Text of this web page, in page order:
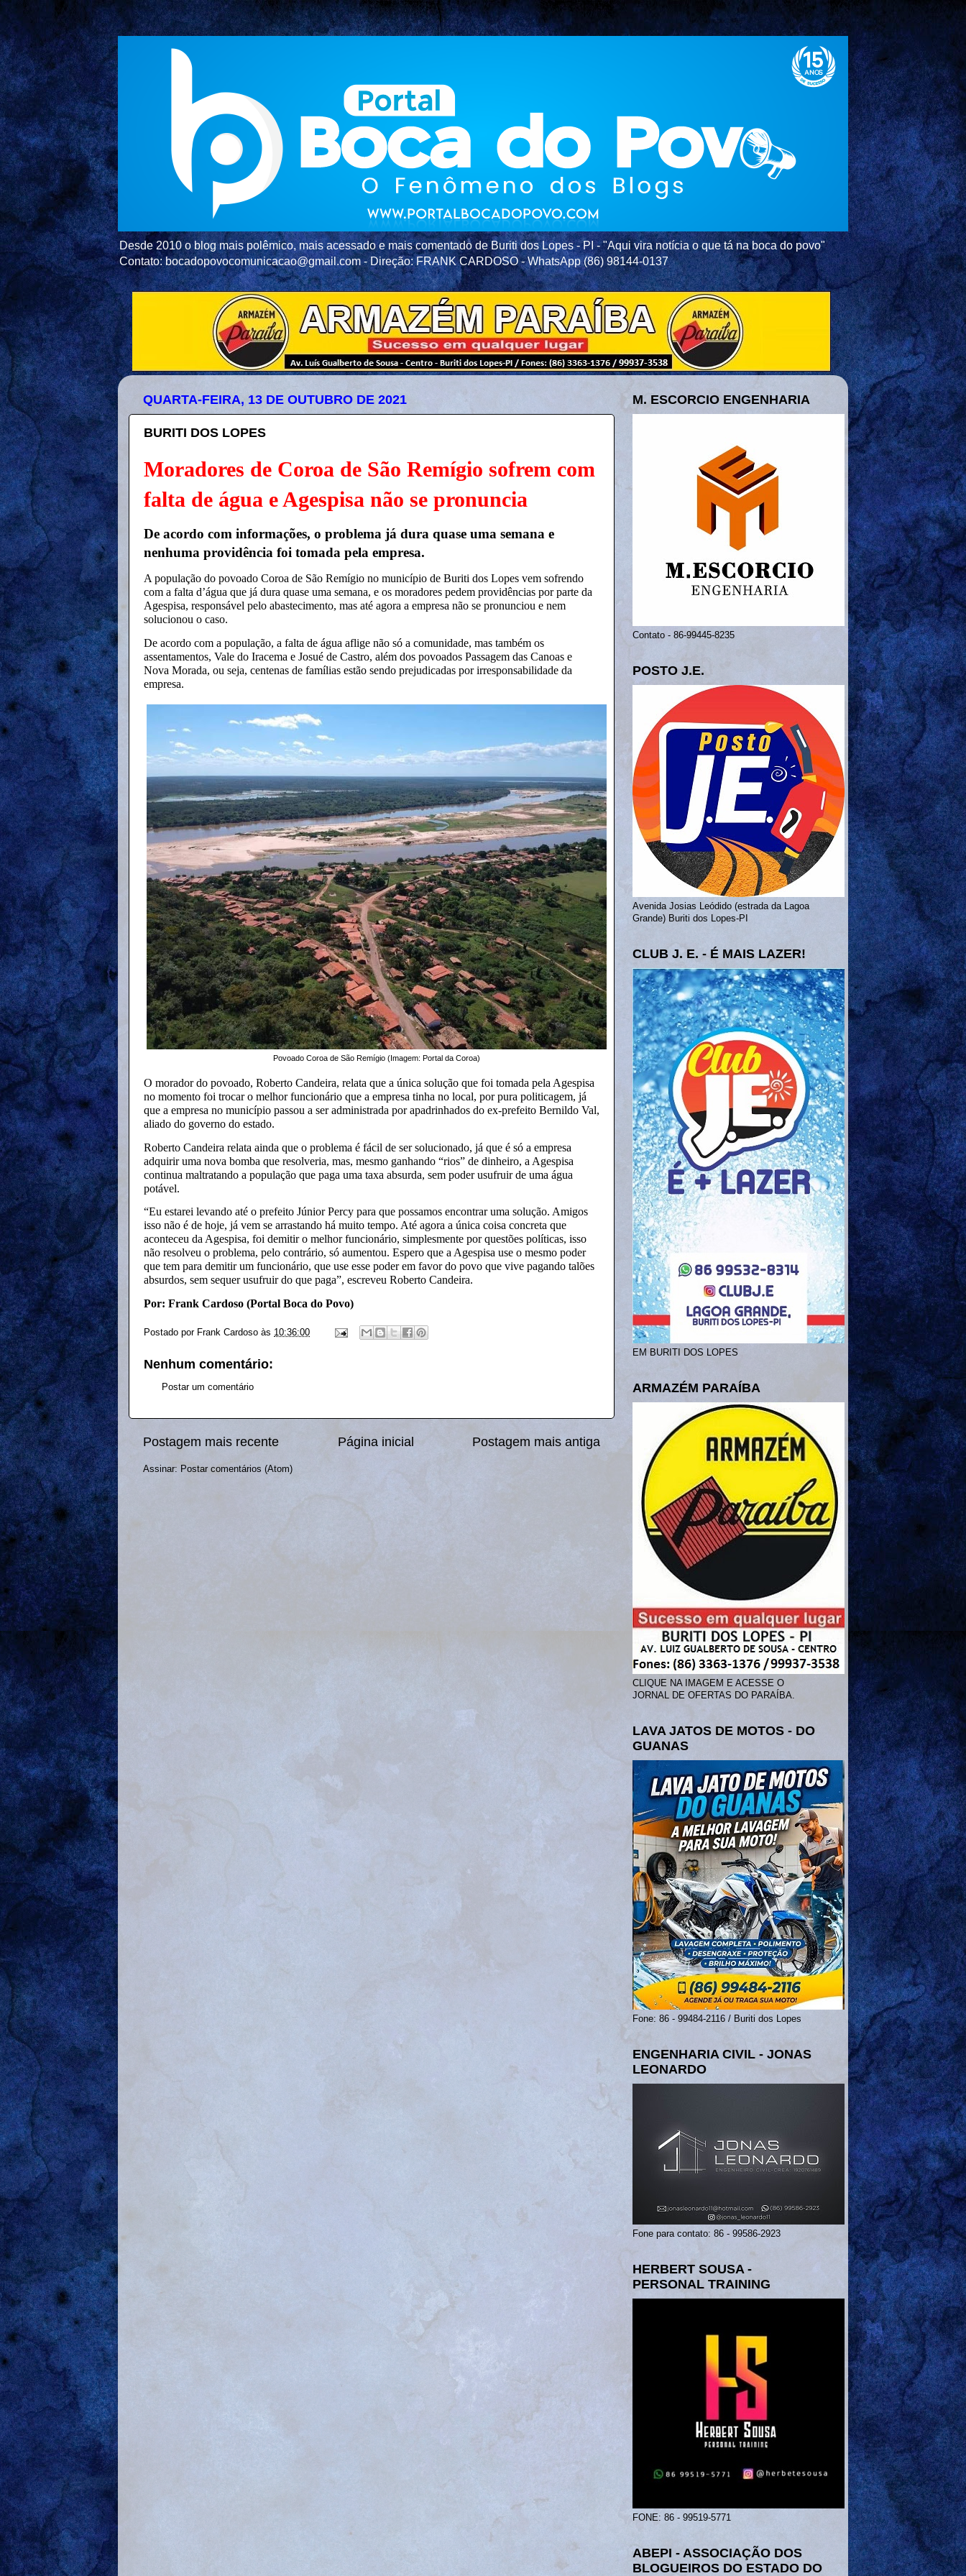
Desde 2010 o blog mais polêmico, mais acessado e mais comentado de Buriti dos Lopes - PI - "Aqui vira notícia o que tá na boca do povo"
Contato: bocadopovocomunicacao@gmail.com - Direção: FRANK CARDOSO - WhatsApp (86) 98144-0137
QUARTA-FEIRA, 13 DE OUTUBRO DE 2021
BURITI DOS LOPES
Moradores de Coroa de São Remígio sofrem com
falta de água e Agespisa não se pronuncia
De acordo com informações, o problema já dura quase uma semana e
nenhuma providência foi tomada pela empresa.
A população do povoado Coroa de São Remígio no município de Buriti dos Lopes vem sofrendo
com a falta d’água que já dura quase uma semana, e os moradores pedem providências por parte da
Agespisa, responsável pelo abastecimento, mas até agora a empresa não se pronunciou e nem
solucionou o caso.
De acordo com a população, a falta de água aflige não só a comunidade, mas também os
assentamentos, Vale do Iracema e Josué de Castro, além dos povoados Passagem das Canoas e
Nova Morada, ou seja, centenas de famílias estão sendo prejudicadas por irresponsabilidade da
empresa.
Povoado Coroa de São Remígio (Imagem: Portal da Coroa)
O morador do povoado, Roberto Candeira, relata que a única solução que foi tomada pela Agespisa
no momento foi trocar o melhor funcionário que a empresa tinha no local, por pura politicagem, já
que a empresa no município passou a ser administrada por apadrinhados do ex-prefeito Bernildo Val,
aliado do governo do estado.
Roberto Candeira relata ainda que o problema é fácil de ser solucionado, já que é só a empresa
adquirir uma nova bomba que resolveria, mas, mesmo ganhando “rios” de dinheiro, a Agespisa
continua maltratando a população que paga uma taxa absurda, sem poder usufruir de uma água
potável.
“Eu estarei levando até o prefeito Júnior Percy para que possamos encontrar uma solução. Amigos
isso não é de hoje, já vem se arrastando há muito tempo. Até agora a única coisa concreta que
aconteceu da Agespisa, foi demitir o melhor funcionário, simplesmente por questões políticas, isso
não resolveu o problema, pelo contrário, só aumentou. Espero que a Agespisa use o mesmo poder
que tem para demitir um funcionário, que use esse poder em favor do povo que vive pagando talões
absurdos, sem sequer usufruir do que paga”, escreveu Roberto Candeira.
Por: Frank Cardoso (Portal Boca do Povo)
Postado por Frank Cardoso às 10:36:00
Nenhum comentário:
Postar um comentário
Postagem mais recente Postagem mais antiga
Página inicial
Assinar: Postar comentários (Atom)
M. ESCORCIO ENGENHARIA
Contato - 86-99445-8235
POSTO J.E.
Avenida Josias Leódido (estrada da Lagoa
Grande) Buriti dos Lopes-PI
CLUB J. E. - É MAIS LAZER!
EM BURITI DOS LOPES
ARMAZÉM PARAÍBA
CLIQUE NA IMAGEM E ACESSE O
JORNAL DE OFERTAS DO PARAÍBA.
LAVA JATOS DE MOTOS - DO
GUANAS
Fone: 86 - 99484-2116 / Buriti dos Lopes
ENGENHARIA CIVIL - JONAS
LEONARDO
Fone para contato: 86 - 99586-2923
HERBERT SOUSA -
PERSONAL TRAINING
FONE: 86 - 99519-5771
ABEPI - ASSOCIAÇÃO DOS
BLOGUEIROS DO ESTADO DO